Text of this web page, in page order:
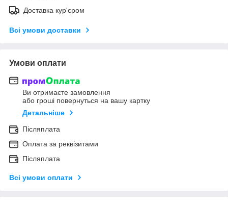
Доставка кур'єром
Всі умови доставки
Умови оплати
Ви отримаєте замовлення
або гроші повернуться на вашу картку
Детальніше
Післяплата
Оплата за реквізитами
Післяплата
Всі умови оплати